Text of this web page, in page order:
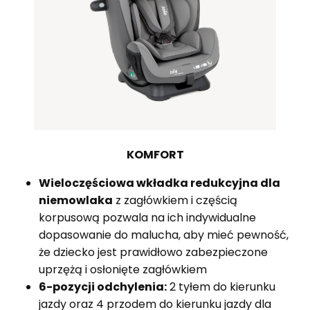
KOMFORT
Wieloczęściowa wkładka redukcyjna dla
niemowlaka z zagłówkiem i częścią
korpusową pozwala na ich indywidualne
dopasowanie do malucha, aby mieć pewność,
że dziecko jest prawidłowo zabezpieczone
uprzężą i osłonięte zagłówkiem
6-pozycji odchylenia:2 tyłem do kierunku
jazdy oraz 4 przodem do kierunku jazdy dla